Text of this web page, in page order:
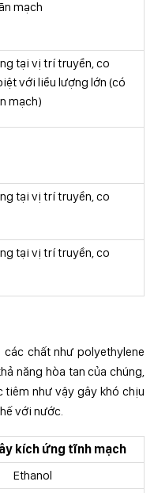
mạch
tại vị trí truyền, co
với liều lượng lớn (có
mạch)
tại vị trí truyền, co
tại vị trí truyền, co
chất như polyethylene
năng hòa tan của chúng,
như vậy gây khó chịu
với nước.
kích ứng tĩnh mạch
Ethanol